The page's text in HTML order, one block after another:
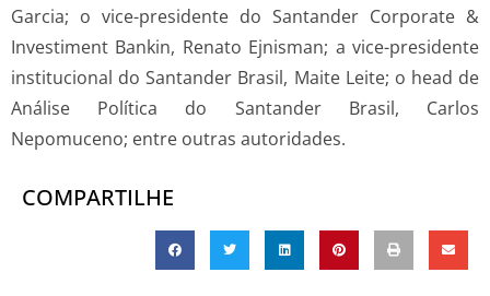
Garcia; o vice-presidente do Santander Corporate &
Investiment Bankin, Renato Ejnisman; a vice-presidente
institucional do Santander Brasil, Maite Leite; o head de
Análise Política do Santander Brasil, Carlos
Nepomuceno; entre outras autoridades.
COMPARTILHE